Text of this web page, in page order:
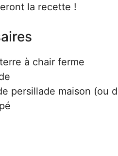
la recette !
à chair ferme
persillade maison (ou